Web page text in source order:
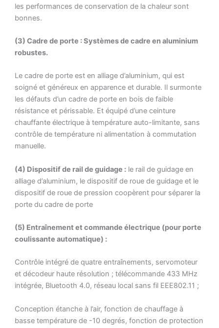
les performances de conservation de la chaleur sont
bonnes.
(3) Cadre de porte : Systèmes de cadre en aluminium
robustes.
Le cadre de porte est en alliage d’aluminium, qui est
soigné et généreux en apparence et durable. Il surmonte
les défauts d’un cadre de porte en bois de faible
résistance et périssable. Et équipé d’une ceinture
chauffante électrique à température auto-limitante, sans
contrôle de température ni alimentation à commutation
manuelle.
(4) Dispositif de rail de guidage : le rail de guidage en
alliage d’aluminium, le dispositif de roue de guidage et le
dispositif de roue de pression coopèrent pour séparer la
porte du cadre de porte
(5) Entraînement et commande électrique (pour porte
coulissante automatique) :
Contrôle intégré de quatre entraînements, servomoteur
et décodeur haute résolution ; télécommande 433 MHz
intégrée, Bluetooth 4.0, réseau local sans fil EEE802.11 ;
Conception étanche à l’air, fonction de chauffage à
basse température de -10 degrés, fonction de protection